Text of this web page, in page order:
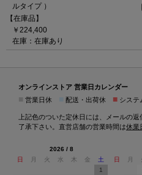
ルタイプ ）
【在庫品】
￥224,400
在庫：在庫あり
オンラインストア 営業日カレンダー
営業日休 配送・出荷休 ■ システ
上記色のついた定休日には、メールの
了承下さい。直営店舗の営業時間は休業
2026 / 8
日
月 火 水 木 金
土
1
日
月